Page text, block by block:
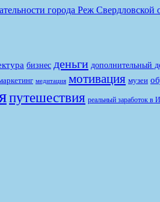
города Реж
бизнес деньги дополнительный
медитация мотивация музеи
путешествия реальный заработок в